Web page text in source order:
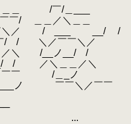
/￣/＿___
/ ＿＿／＼＿＿
/ ___ __/ /
＼／￣￣＼／
/__ノ__/ /
＼＿＿／＼
￣ /＿_ノ
￣￣＼／￣￣